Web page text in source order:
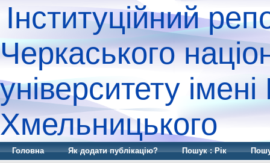
Інституційний
Черкаського
університету
Хмельницького
Головна Як додати публікацію? Пошук : Рік